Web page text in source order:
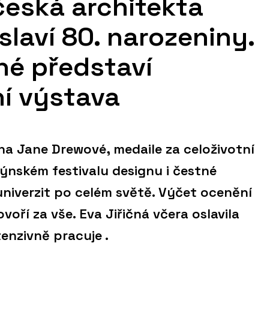
architekta
80. narozeniny.
představí
výstava
Jane Drewové, medaile za celoživotní
festivalu designu i čestné
po celém světě. Výčet ocenění
za vše. Eva Jiřičná včera oslavila
pracuje .